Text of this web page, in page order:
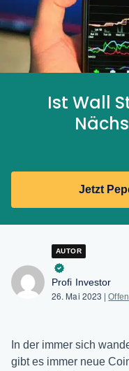
Ist Wall
Jetzt
AUTOR
Profi Investor
26. Mai 2023 |
In der immer sich
gibt es immer neue